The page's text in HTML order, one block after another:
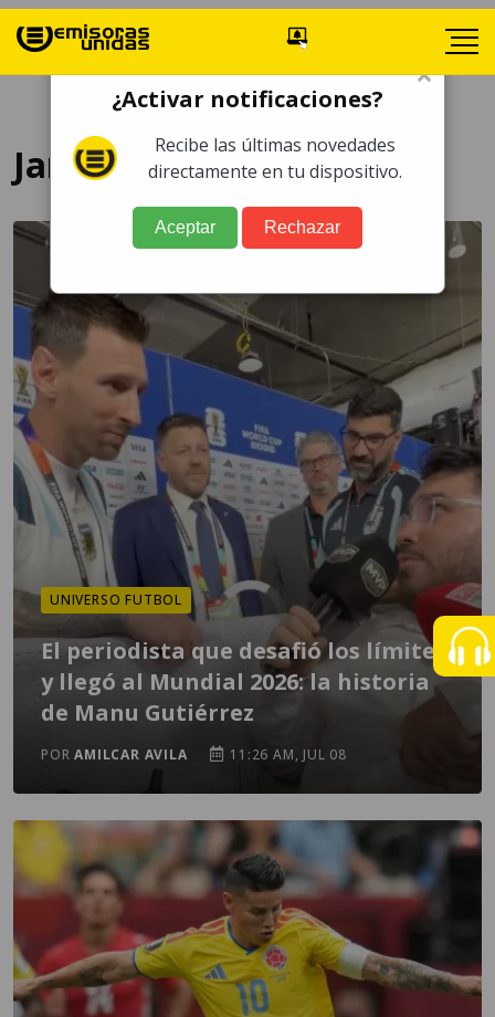
James Rodríguez
UNIVERSO FUTBOL
El periodista que desafió los límites
y llegó al Mundial 2026: la historia
de Manu Gutiérrez
PORAMILCAR AVILA 11:26 AM, JUL 08
×
¿Activar notificaciones?
Recibe las últimas novedades
directamente en tu dispositivo.
Aceptar Rechazar